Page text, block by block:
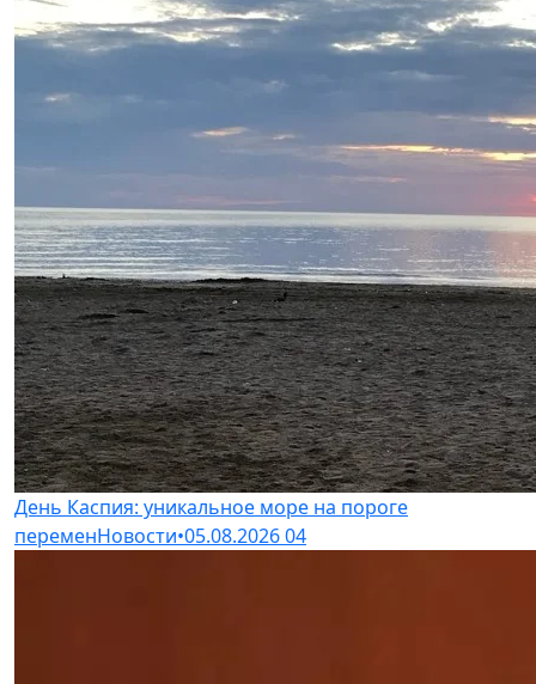
День Каспия: уникальное море на пороге
переменНовости•05.08.202604